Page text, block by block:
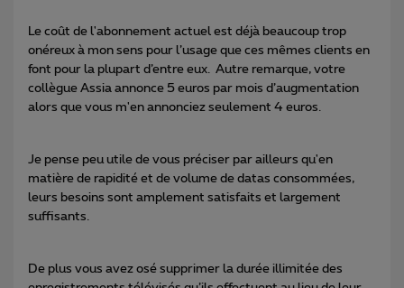
Le coût de l'abonnement actuel est déjà beaucoup trop
onéreux à mon sens pour l’usage que ces mêmes clients en
font pour la plupart d’entre eux. Autre remarque, votre
collègue Assia annonce 5 euros par mois d’augmentation
alors que vous m'en annonciez seulement 4 euros.
Je pense peu utile de vous préciser par ailleurs qu'en
matière de rapidité et de volume de datas consommées,
leurs besoins sont amplement satisfaits et largement
suffisants.
De plus vous avez osé supprimer la durée illimitée des